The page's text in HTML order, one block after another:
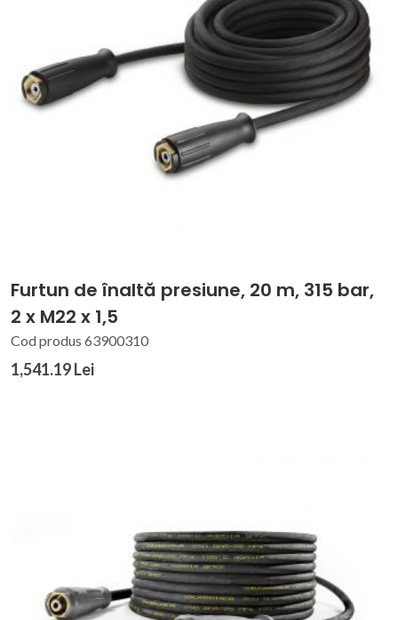
Furtun de înaltă presiune, 20 m, 315 bar,
2 x M22 x 1,5
Cod produs 63900310
1,541.19 Lei